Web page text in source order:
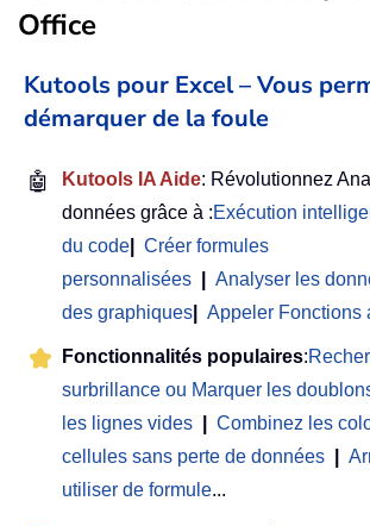
Office
Kutools pour Excel – Vous
démarquer de la foule
🤖 Kutools IA Aide: Révolutionnez
données grâce à :Exécution
du code
Créer formules
personnalisées
Analyser les
des graphiques
Appeler Fonctions
Fonctionnalités populaires:
surbrillance ou Marquer les
les lignes vides
Combinez les
cellules sans perte de données
utiliser de formule...